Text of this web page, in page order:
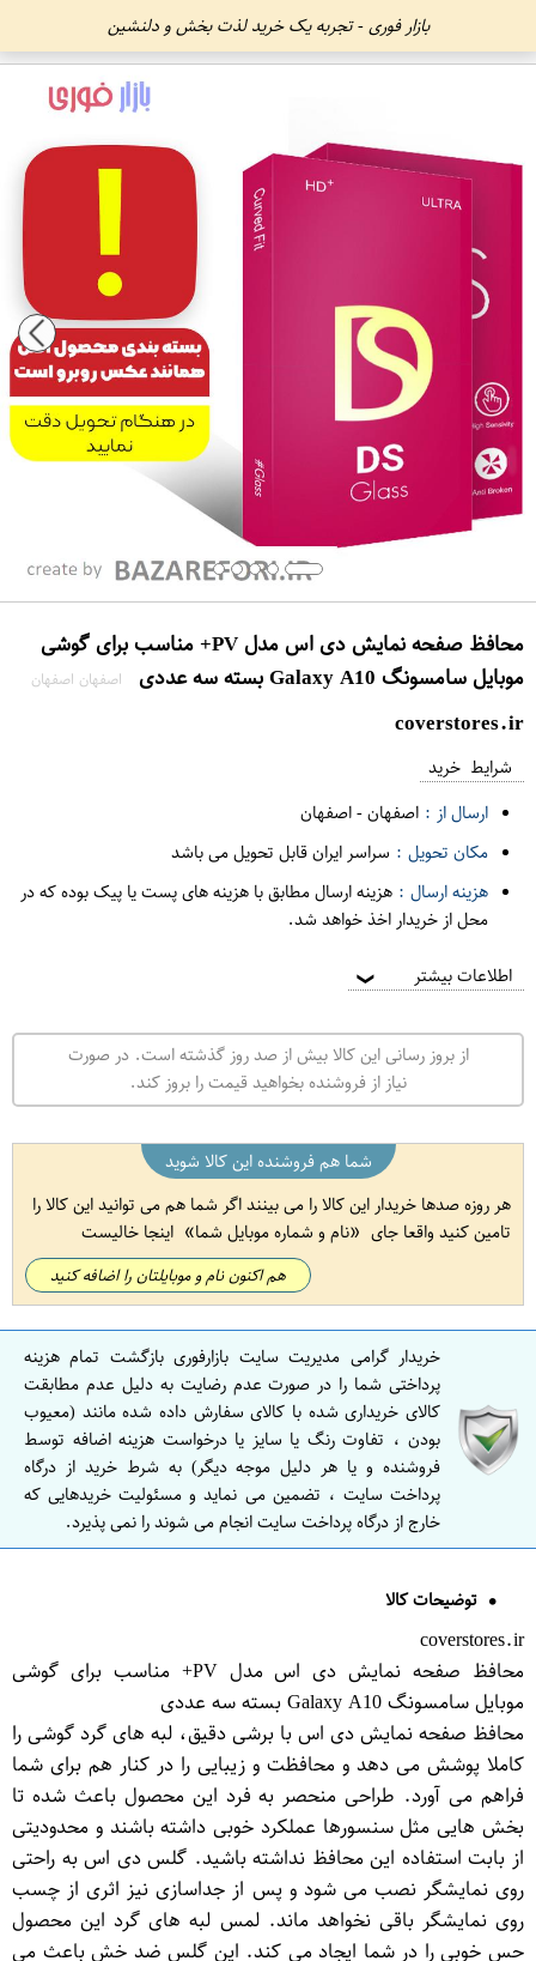
بازار فوری - تجربه یک خرید لذت بخش و دلنشین
محافظ صفحه نمایش دی اس مدل PV+ مناسب برای گوشی
موبایل سامسونگ Galaxy A10 بسته سه عددی
اصفهان اصفهان
coverstores.ir
شرایط خرید
ارسال از : اصفهان-اصفهان
مکان تحویل : سراسر ایران قابل تحویل می باشد
هزینه ارسال : هزینه ارسال مطابق با هزینه های پست یا پیک بوده که در
محل از خریدار اخذ خواهد شد.
اطلاعات بیشتر ❯
از بروز رسانی این کالا بیش از صد روز گذشته است. در صورت
نیاز از فروشنده بخواهید قیمت را بروز کند.
شما هم فروشنده این کالا شوید
هر روزه صدها خریدار این کالا را می بینند اگر شما هم می توانید این کالا را
تامین کنید واقعا جای
نام و شماره موبایل شما اینجا خالیست
هم اکنون نام و موبایلتان را اضافه کنید
خریدار گرامی مدیریت سایت بازارفوری بازگشت تمام هزینه
پرداختی شما را در صورت عدم رضایت به دلیل عدم مطابقت
کالای خریداری شده با کالای سفارش داده شده مانند (معیوب
بودن ، تفاوت رنگ یا سایز یا درخواست هزینه اضافه توسط
فروشنده و یا هر دلیل موجه دیگر) به شرط خرید از درگاه
پرداخت سایت ، تضمین می نماید و مسئولیت خریدهایی که
خارج از درگاه پرداخت سایت انجام می شوند را نمی پذیرد.
توضیحات کالا
coverstores.ir
محافظ صفحه نمایش دی اس مدل PV+ مناسب برای گوشی
موبایل سامسونگ Galaxy A10 بسته سه عددی
محافظ صفحه نمایش دی اس با برشی دقیق، لبه های گرد گوشی را
کاملا پوشش می دهد و محافظت و زیبایی را در کنار هم برای شما
فراهم می آورد. طراحی منحصر به فرد این محصول باعث شده تا
بخش هایی مثل سنسورها عملکرد خوبی داشته باشند و محدودیتی
از بابت استفاده این محافظ نداشته باشید. گلس دی اس به راحتی
روی نمایشگر نصب می شود و پس از جداسازی نیز اثری از چسب
روی نمایشگر باقی نخواهد ماند. لمس لبه های گرد این محصول
حس خوبی را در شما ایجاد می کند. این گلس ضد خش باعث می